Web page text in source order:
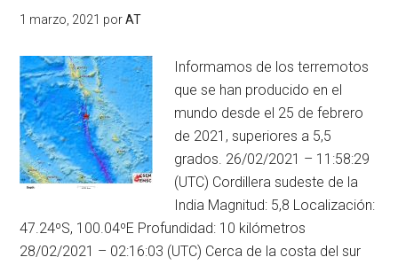
región
de
Taiwán
y
de
6,0
grados
en
1 marzo, 2021 porAT
Informamos de los terremotos
que se han producido en el
mundo desde el 25 de febrero
de 2021, superiores a 5,5
grados. 26/02/2021 – 11:58:29
(UTC) Cordillera sudeste de la
India Magnitud: 5,8 Localización:
47.24ºS, 100.04ºE Profundidad: 10 kilómetros
28/02/2021 – 02:16:03 (UTC) Cerca de la costa del sur